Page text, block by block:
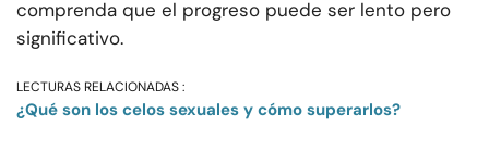
comprenda que el progreso puede ser lento pero
significativo.
LECTURAS RELACIONADAS :
¿Qué son los celos sexuales y cómo superarlos?